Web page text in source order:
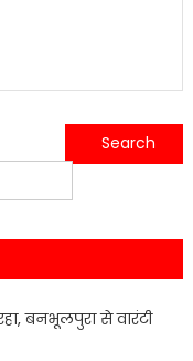
विधायक शिव अरोरा ने जिंदगी जिंदाबाद के तत्वावधान में आयोजित सामुहिक विवाह कार्यक्रम ने वर वधु जोड़ो को दी शुभकामनाएं…..
बनभूलपुरा से वारंटी